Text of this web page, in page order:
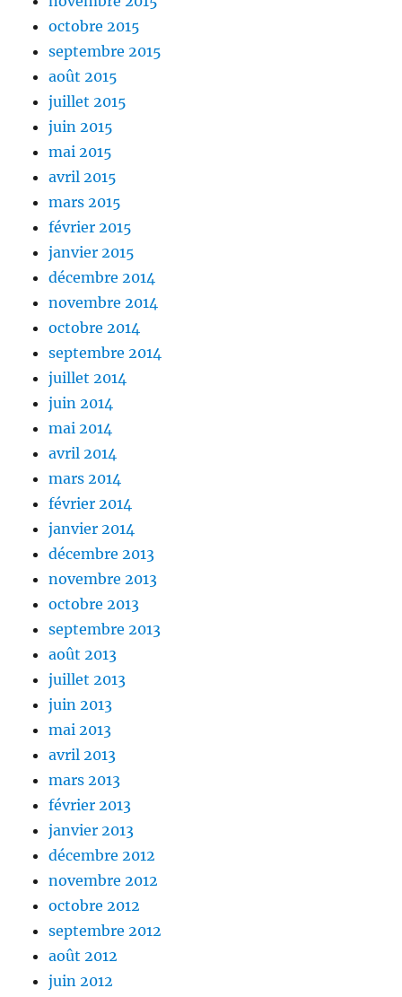
octobre 2015
septembre 2015
août 2015
juillet 2015
juin 2015
mai 2015
avril 2015
mars 2015
février 2015
janvier 2015
décembre 2014
novembre 2014
octobre 2014
septembre 2014
juillet 2014
juin 2014
mai 2014
avril 2014
mars 2014
février 2014
janvier 2014
décembre 2013
novembre 2013
octobre 2013
septembre 2013
août 2013
juillet 2013
juin 2013
mai 2013
avril 2013
mars 2013
février 2013
janvier 2013
décembre 2012
novembre 2012
octobre 2012
septembre 2012
août 2012
juin 2012